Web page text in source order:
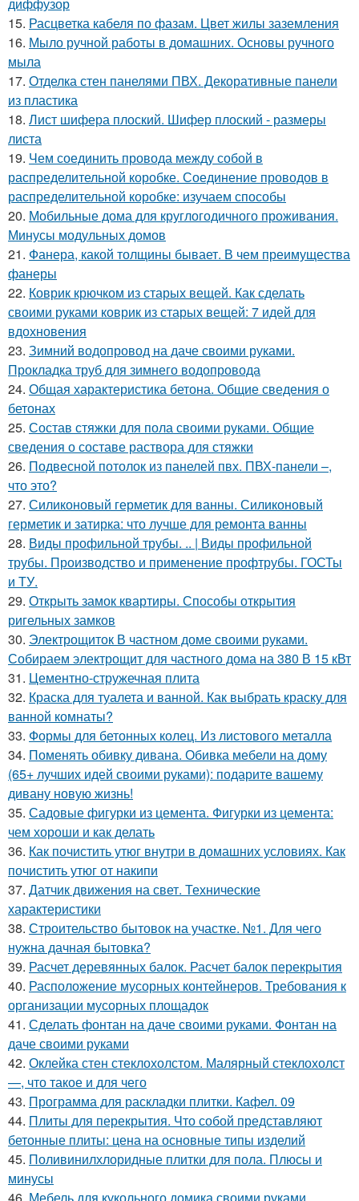
диффузор
15. Расцветка кабеля по фазам. Цвет жилы заземления
16. Мыло ручной работы в домашних. Основы ручного
мыла
17. Отделка стен панелями ПВХ. Декоративные панели
из пластика
18. Лист шифера плоский. Шифер плоский - размеры
листа
19. Чем соединить провода между собой в
распределительной коробке. Соединение проводов в
распределительной коробке: изучаем способы
20. Мобильные дома для круглогодичного проживания.
Минусы модульных домов
21. Фанера, какой толщины бывает. В чем преимущества
фанеры
22. Коврик крючком из старых вещей. Как сделать
своими руками коврик из старых вещей: 7 идей для
вдохновения
23. Зимний водопровод на даче своими руками.
Прокладка труб для зимнего водопровода
24. Общая характеристика бетона. Общие сведения о
бетонах
25. Состав стяжки для пола своими руками. Общие
сведения о составе раствора для стяжки
26. Подвесной потолок из панелей пвх. ПВХ-панели –,
что это?
27. Силиконовый герметик для ванны. Силиконовый
герметик и затирка: что лучше для ремонта ванны
28. Виды профильной трубы. .. | Виды профильной
трубы. Производство и применение профтрубы. ГОСТы
и ТУ.
29. Открыть замок квартиры. Способы открытия
ригельных замков
30. Электрощиток В частном доме своими руками.
Собираем электрощит для частного дома на 380 В 15 кВт
31. Цементно-стружечная плита
32. Краска для туалета и ванной. Как выбрать краску для
ванной комнаты?
33. Формы для бетонных колец. Из листового металла
34. Поменять обивку дивана. Обивка мебели на дому
(65+ лучших идей своими руками): подарите вашему
дивану новую жизнь!
35. Садовые фигурки из цемента. Фигурки из цемента:
чем хороши и как делать
36. Как почистить утюг внутри в домашних условиях. Как
почистить утюг от накипи
37. Датчик движения на свет. Технические
характеристики
38. Строительство бытовок на участке. №1. Для чего
нужна дачная бытовка?
39. Расчет деревянных балок. Расчет балок перекрытия
40. Расположение мусорных контейнеров. Требования к
организации мусорных площадок
41. Сделать фонтан на даче своими руками. Фонтан на
даче своими руками
42. Оклейка стен стеклохолстом. Малярный стеклохолст
—, что такое и для чего
43. Программа для раскладки плитки. Кафел. 09
44. Плиты для перекрытия. Что собой представляют
бетонные плиты: цена на основные типы изделий
45. Поливинилхлоридные плитки для пола. Плюсы и
минусы